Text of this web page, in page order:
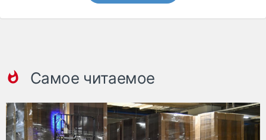
Самое читаемое